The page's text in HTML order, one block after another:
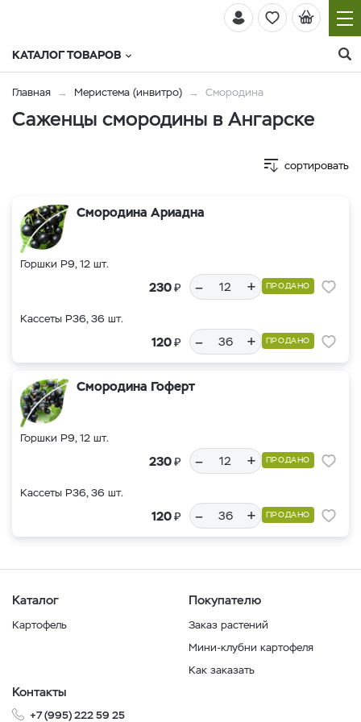
КАТАЛОГ ТОВАРОВ
Главная Меристема (инвитро) Смородина
Саженцы смородины в Ангарске
сортировать
Смородина Ариадна
Горшки Р9, 12 шт.
230₽ – + ПРОДАНО
Кассеты Р36, 36 шт.
120₽ – + ПРОДАНО
Смородина Гоферт
Горшки Р9, 12 шт.
230₽ – + ПРОДАНО
Кассеты Р36, 36 шт.
120₽ – + ПРОДАНО
Каталог
Картофель
Покупателю
Заказ растений
Мини-клубни картофеля
Как заказать
Контакты
+7 (995) 222 59 25